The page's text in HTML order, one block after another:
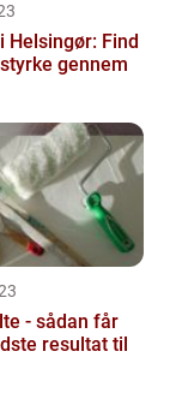
Helsingør: Find
gennem
- sådan får
resultat til